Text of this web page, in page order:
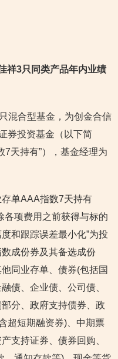
祥3只同类产品年内业绩
混合型基金，为创金合信
券投资基金（以下简
7天持有”），基金经理为
单AAA指数7天持有
各项费用之前获得与标的
和跟踪误差最小化”为投
成份券及其备选成份
同业存单、债券(包括国
债、企业债、公司债、
分、政府支持债券、政
超短期融资券)、中期票
支持证券、债券回购、